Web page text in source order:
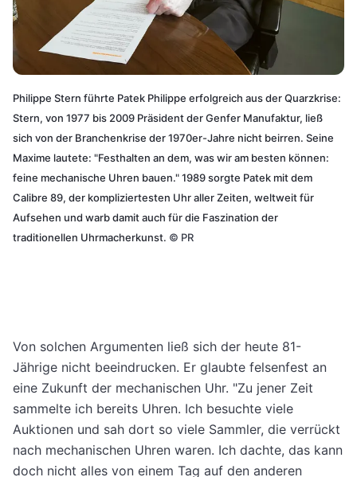
Philippe Stern führte Patek Philippe erfolgreich aus der Quarzkrise:
Stern, von 1977 bis 2009 Präsident der Genfer Manufaktur, ließ
sich von der Branchenkrise der 1970er-Jahre nicht beirren. Seine
Maxime lautete: "Festhalten an dem, was wir am besten können:
feine mechanische Uhren bauen." 1989 sorgte Patek mit dem
Calibre 89, der kompliziertesten Uhr aller Zeiten, weltweit für
Aufsehen und warb damit auch für die Faszination der
traditionellen Uhrmacherkunst. © PR
Von solchen Argumenten ließ sich der heute 81-
Jährige nicht beeindrucken. Er glaubte felsenfest an
eine Zukunft der mechanischen Uhr. "Zu jener Zeit
sammelte ich bereits Uhren. Ich besuchte viele
Auktionen und sah dort so viele Sammler, die verrückt
nach mechanischen Uhren waren. Ich dachte, das kann
doch nicht alles von einem Tag auf den anderen